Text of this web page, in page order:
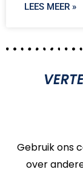
LEES MEER »
Gebruik ons
over